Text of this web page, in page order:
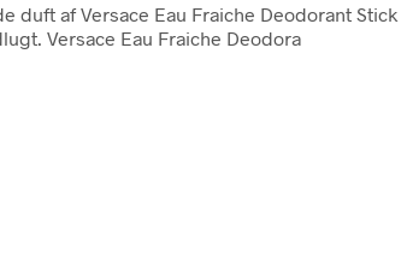
duft af Versace Eau Fraiche Deodorant Stick
Versace Eau Fraiche Deodora